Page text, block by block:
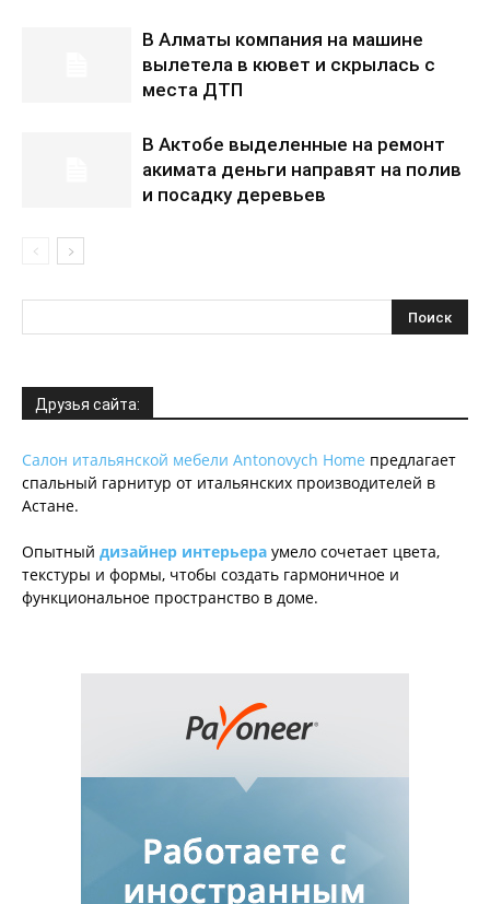
В Алматы компания на машине
вылетела в кювет и скрылась с
места ДТП
В Актобе выделенные на ремонт
акимата деньги направят на полив
и посадку деревьев
Друзья сайта:
Салон итальянской мебели Antonovych Home предлагает
спальный гарнитур от итальянских производителей в
Астане.
Опытный дизайнер интерьера умело сочетает цвета,
текстуры и формы, чтобы создать гармоничное и
функциональное пространство в доме.